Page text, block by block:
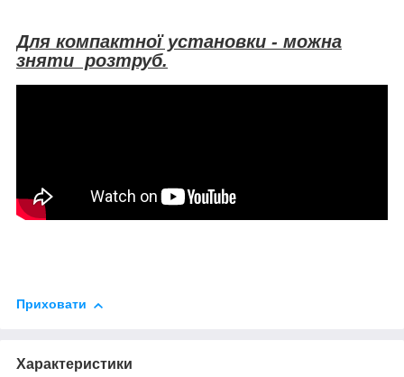
Для компактної установки - можна
зняти розтруб.
Приховати
Характеристики